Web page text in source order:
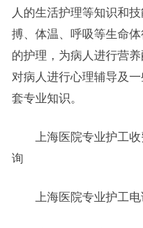
人的生活护理等知识和
搏、体温、呼吸等生命
的护理，为病人进行营
对病人进行心理辅导及
套专业知识。
上海医院专业护工收
询
上海医院专业护工电